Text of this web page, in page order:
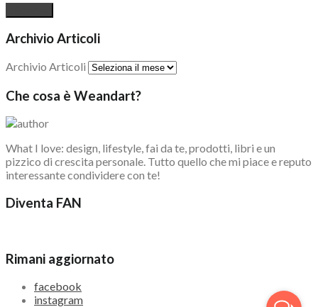
Archivio Articoli
Archivio Articoli
Che cosa è Weandart?
What I love: design, lifestyle, fai da te, prodotti, libri e un
pizzico di crescita personale. Tutto quello che mi piace e reputo
interessante condividere con te!
Diventa FAN
Rimani aggiornato
facebook
instagram